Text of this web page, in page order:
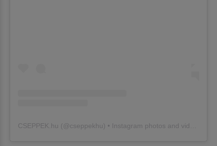
CSEPPEK.hu (@cseppekhu ) • Instagram photos and videos